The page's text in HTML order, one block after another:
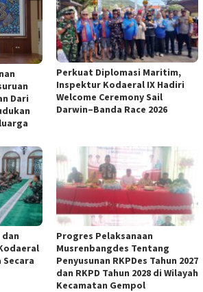
Dari
Perkuat Diplomasi Maritim,
Inspektur Kodaeral IX Hadiri
Welcome Ceremony Sail
Darwin–Banda Race 2026
Secara
Progres Pelaksanaan
Musrenbangdes Tentang
Penyusunan RKPDes Tahun 2027
dan RKPD Tahun 2028 di Wilayah
Kecamatan Gempol